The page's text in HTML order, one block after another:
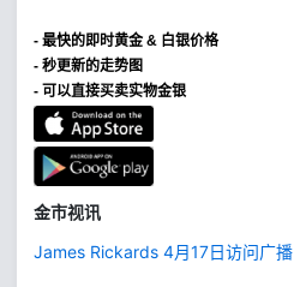
- 最快的即时黄金 & 白银价格
- 秒更新的走势图
- 可以直接买卖实物金银
金市视讯
James Rickards 4月17日访问广播